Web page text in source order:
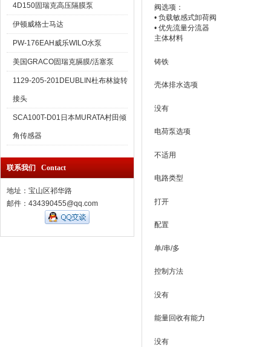
4D150固瑞克高压隔膜泵
伊顿威格士马达
PW-176EAH威乐WILO水泵
美国GRACO固瑞克膈膜/活塞泵
1129-205-201DEUBLIN杜布林旋转
接头
SCA100T-D01日本MURATA村田倾
角传感器
联系我们 Contact
地址：宝山区祁华路
邮件：434390455@qq.com
阀选项：
• 负载敏感式卸荷阀
• 优先流量分流器
主体材料
铸铁
壳体排水选项
没有
电荷泵选项
不适用
电路类型
打开
配置
单/串/多
控制方法
没有
能量回收有能力
没有